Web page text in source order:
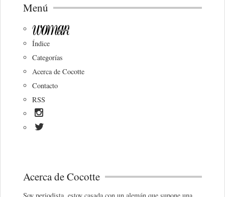
Menú
Índice
Categorías
Acerca de Cocotte
Contacto
RSS
Acerca de Cocotte